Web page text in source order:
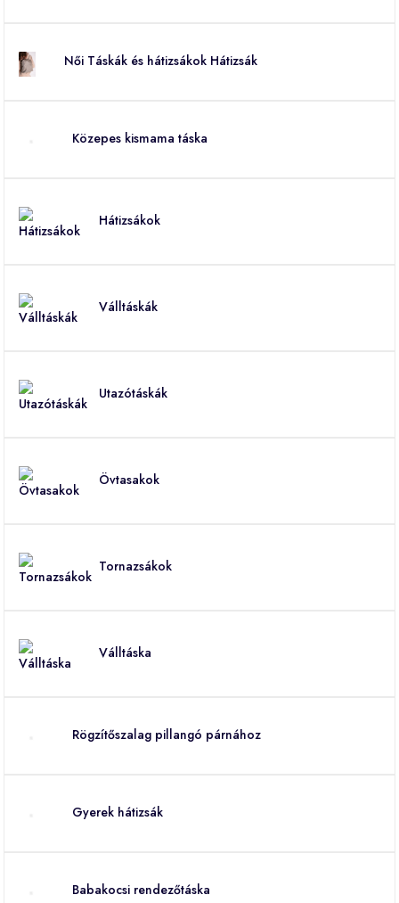
Női Táskák és hátizsákok Hátizsák
Közepes kismama táska
Hátizsákok
Válltáskák
Utazótáskák
Övtasakok
Tornazsákok
Válltáska
Rögzítőszalag pillangó párnához
Gyerek hátizsák
Babakocsi rendezőtáska